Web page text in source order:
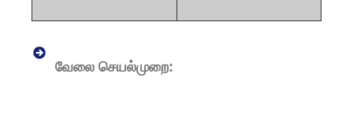
வேலை செயல்முறை: